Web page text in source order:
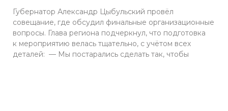
Губернатор Александр Цыбульский провёл
совещание, где обсудил финальные организационные
вопросы. Глава региона подчеркнул, что подготовка
к мероприятию велась тщательно, с учётом всех
деталей: — Мы постарались сделать так, чтобы